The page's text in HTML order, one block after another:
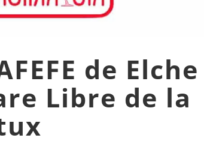
de Elche
Libre de la